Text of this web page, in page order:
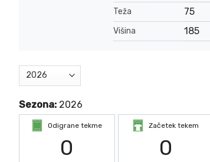
Teža 75
Višina 185
Sezona: 2026
Odigrane tekme
0
Začetek tekem
0